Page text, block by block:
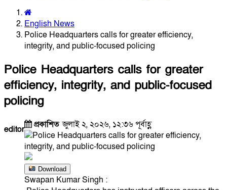
English News
Police Headquarters calls for greater efficiency,
integrity, and public-focused policing
Police Headquarters calls for greater
efficiency, integrity, and public-focused
policing
editor প্রকাশিতজুলাই ২, ২০২৬, ১২:৩৬ পূর্বাহ্ণ
Download
Swapan Kumar Singh :